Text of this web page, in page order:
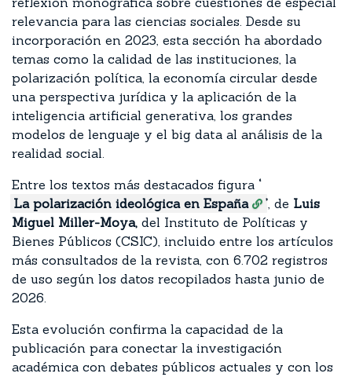
relevancia para las ciencias sociales. Desde su
incorporación en 2023, esta sección ha abordado
temas como la calidad de las instituciones, la
polarización política, la economía circular desde
una perspectiva jurídica y la aplicación de la
inteligencia artificial generativa, los grandes
modelos de lenguaje y el big data al análisis de la
realidad social.
Entre los textos más destacados figura ‘
La polarización ideológica en España
’, de Luis
Miguel Miller-Moya, del Instituto de Políticas y
Bienes Públicos (CSIC), incluido entre los artículos
más consultados de la revista, con 6.702 registros
de uso según los datos recopilados hasta junio de
2026.
Esta evolución confirma la capacidad de la
publicación para conectar la investigación
académica con debates públicos actuales y con los